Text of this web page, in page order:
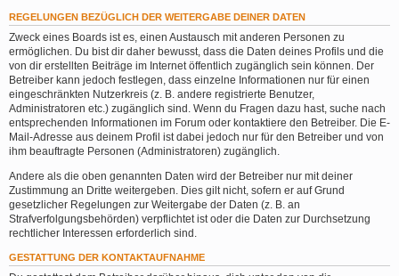
REGELUNGEN BEZÜGLICH DER WEITERGABE DEINER DATEN
Zweck eines Boards ist es, einen Austausch mit anderen Personen zu
ermöglichen. Du bist dir daher bewusst, dass die Daten deines Profils und die
von dir erstellten Beiträge im Internet öffentlich zugänglich sein können. Der
Betreiber kann jedoch festlegen, dass einzelne Informationen nur für einen
eingeschränkten Nutzerkreis (z. B. andere registrierte Benutzer,
Administratoren etc.) zugänglich sind. Wenn du Fragen dazu hast, suche nach
entsprechenden Informationen im Forum oder kontaktiere den Betreiber. Die E-
Mail-Adresse aus deinem Profil ist dabei jedoch nur für den Betreiber und von
ihm beauftragte Personen (Administratoren) zugänglich.
Andere als die oben genannten Daten wird der Betreiber nur mit deiner
Zustimmung an Dritte weitergeben. Dies gilt nicht, sofern er auf Grund
gesetzlicher Regelungen zur Weitergabe der Daten (z. B. an
Strafverfolgungsbehörden) verpflichtet ist oder die Daten zur Durchsetzung
rechtlicher Interessen erforderlich sind.
GESTATTUNG DER KONTAKTAUFNAHME